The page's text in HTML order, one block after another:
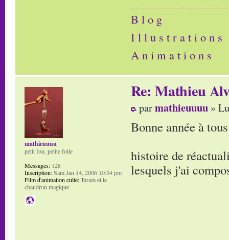
B l o g
I l l u s t r a t i o n s
A n i m a t i o n s
Re: Mathieu
parmathieuuuu »
Bonne année à
histoire de
lesquels j'ai
mathieuuuu
petit fou, petite folle
Messages: 128
Inscription:Sam Jan 14, 2006 10:34 pm
Film d'animation culte:Taram et le
chaudron magique